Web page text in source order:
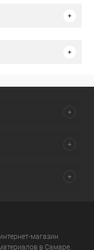
магазин
в Самаре.